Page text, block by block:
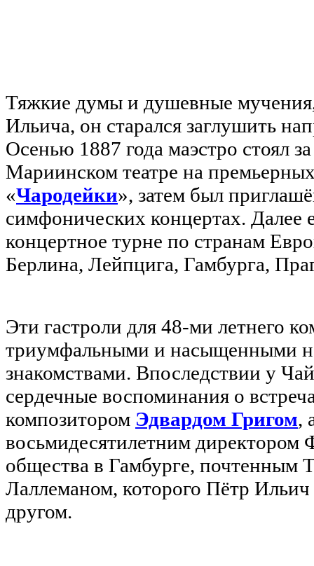
Тяжкие думы и душевные
Ильича, он старался заглушить
Осенью 1887 года маэстро стоял
Мариинском театре на
«Чародейки», затем был
симфонических концертах. Далее
концертное турне по странам
Берлина, Лейпцига, Гамбурга,
Эти гастроли для 48-ми летнего
триумфальными и насыщенными
знакомствами. Впоследствии у
сердечные воспоминания о
композитором Эдвардом Григом,
восьмидесятилетним директором
общества в Гамбурге, почтенным
Лаллеманом, которого Пётр
другом.